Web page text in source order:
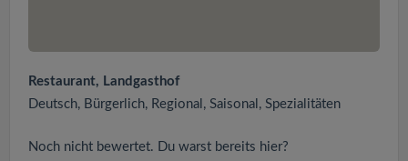
Restaurant, Landgasthof
Deutsch, Bürgerlich, Regional, Saisonal, Spezialitäten
Noch nicht bewertet. Du warst bereits hier?